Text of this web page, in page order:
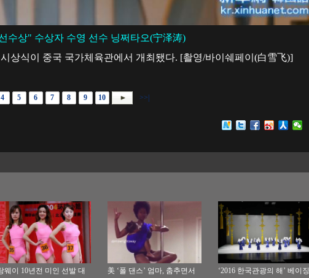
수상" 수상자 수영 선수 닝쩌타오(宁泽涛)
상식이 중국 국가체육관에서 개최됐다. [촬영/바이쉐페이(白雪飞)]
4 5 6 7 8 9 10 >>|
웨이 10년전 미인 선발 대
美 ‘폴 댄스’ 엄마, 춤추면서
‘2016 한국관광의 해’ 베이징